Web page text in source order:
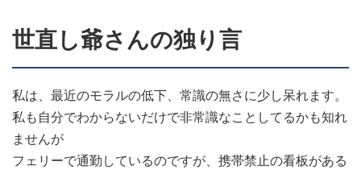
世直し爺さんの独り言
私は、最近のモラルの低下、常識の無さに少し呆れます。
私も自分でわからないだけで非常識なことしてるかも知れ
ませんが
フェリーで通勤しているのですが、携帯禁止の看板がある